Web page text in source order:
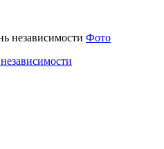
Фото